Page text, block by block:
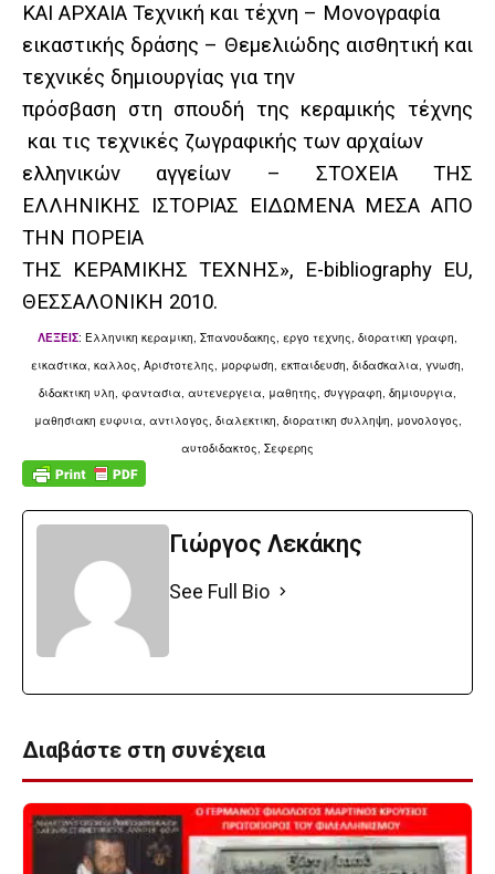
ΚΑΙ ΑΡΧΑΙΑ Τεχνική και τέχνη – Μονογραφία
εικαστικής δράσης – Θεμελιώδης αισθητική και
τεχνικές δημιουργίας για την
πρόσβαση στη σπουδή της κεραμικής τέχνης
και τις τεχνικές ζωγραφικής των αρχαίων
ελληνικών αγγείων – ΣΤΟΧΕΙΑ ΤΗΣ
ΕΛΛΗΝΙΚΗΣ ΙΣΤΟΡΙΑΣ ΕΙΔΩΜΕΝΑ ΜΕΣΑ ΑΠΟ
ΤΗΝ ΠΟΡΕΙΑ
ΤΗΣ ΚΕΡΑΜΙΚΗΣ ΤΕΧΝΗΣ», E-bibliography EU,
ΘΕΣΣΑΛΟΝΙΚΗ 2010.
ΛΕΞΕΙΣ: Ελληνικη κεραμικη, Σπανουδακης, εργο τεχνης, διορατικη γραφη,
εικαστικα, καλλος, Αριστοτελης, μορφωση, εκπαιδευση, διδασκαλια, γνωση,
διδακτικη υλη, φαντασια, αυτενεργεια, μαθητης, συγγραφη, δημιουργια,
μαθησιακη ευφυια, αντιλογος, διαλεκτικη, διορατικη συλληψη, μονολογος,
αυτοδιδακτος, Σεφερης
Γιώργος Λεκάκης
See Full Bio
Διαβάστε στη συνέχεια